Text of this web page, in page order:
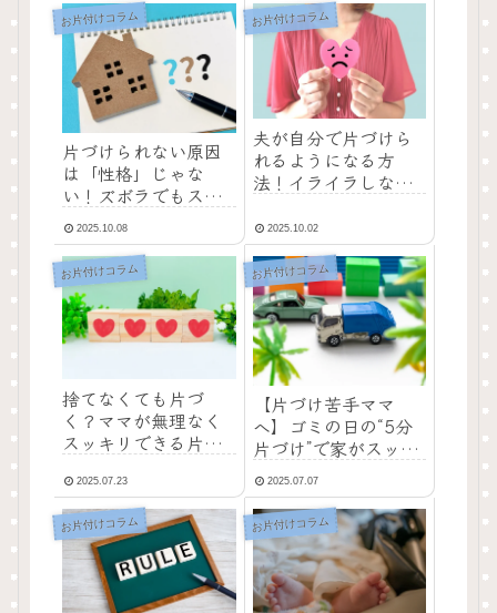
お片付けコラム
片づけられない原因
は「性格」じゃな
い！ズボラでもスッ
キリ暮らせる本当の
理由
2025.10.08
お片付けコラム
夫が自分で片づけら
れるようになる方
法！イライラしない
2025.10.02
お片付けコラム
捨てなくても片づ
く？ママが無理なく
スッキリできる片づ
2025.07.23
お片付けコラム
【片づけ苦手ママ
へ】ゴミの日の“5分
片づけ”で家がスッキ
リする方法
2025.07.07
お片付けコラム お片付けコラム